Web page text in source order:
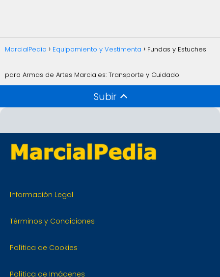
MarcialPedia Equipamiento y Vestimenta Fundas y Estuches
para Armas de Artes Marciales: Transporte y Cuidado
Subir
Información Legal
Términos y Condiciones
Política de Cookies
Política de Imágenes